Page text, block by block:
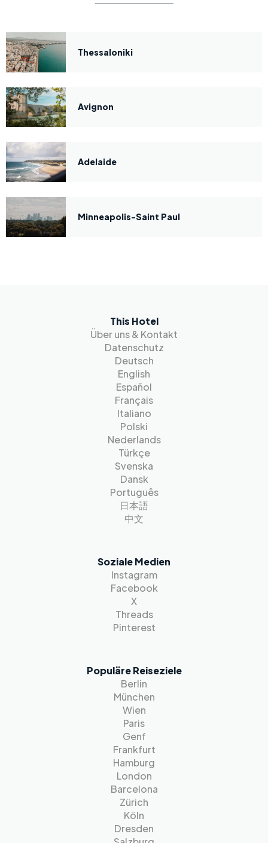
Thessaloniki
Avignon
Adelaide
Minneapolis-Saint Paul
This Hotel
Über uns & Kontakt
Datenschutz
Deutsch
English
Español
Français
Italiano
Polski
Nederlands
Türkçe
Svenska
Dansk
Português
日本語
中文
Soziale Medien
Instagram
Facebook
X
Threads
Pinterest
Populäre Reiseziele
Berlin
München
Wien
Paris
Genf
Frankfurt
Hamburg
London
Barcelona
Zürich
Köln
Dresden